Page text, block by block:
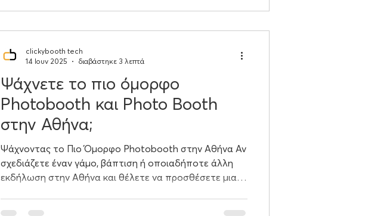
Ψάχνετε το πιο όμορφο
Photobooth και Photo Booth
στην Αθήνα;
Ψάχνοντας το Πιο Όμορφο Photobooth στην Αθήνα Αν
σχεδιάζετε έναν γάμο, βάπτιση ή οποιαδήποτε άλλη
εκδήλωση στην Αθήνα και θέλετε να προσθέσετε μια
clickybooth tech
14 Ιουν 2025
διαβάστηκε 3 λεπτά